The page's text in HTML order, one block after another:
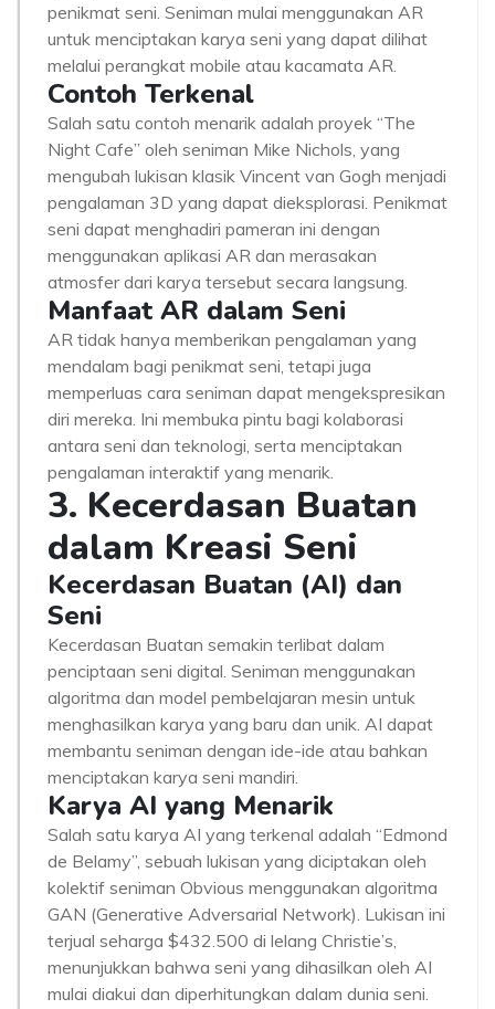
penikmat seni. Seniman mulai menggunakan AR
untuk menciptakan karya seni yang dapat dilihat
melalui perangkat mobile atau kacamata AR.
Contoh Terkenal
Salah satu contoh menarik adalah proyek “The
Night Cafe” oleh seniman Mike Nichols, yang
mengubah lukisan klasik Vincent van Gogh menjadi
pengalaman 3D yang dapat dieksplorasi. Penikmat
seni dapat menghadiri pameran ini dengan
menggunakan aplikasi AR dan merasakan
atmosfer dari karya tersebut secara langsung.
Manfaat AR dalam Seni
AR tidak hanya memberikan pengalaman yang
mendalam bagi penikmat seni, tetapi juga
memperluas cara seniman dapat mengekspresikan
diri mereka. Ini membuka pintu bagi kolaborasi
antara seni dan teknologi, serta menciptakan
pengalaman interaktif yang menarik.
3. Kecerdasan Buatan
dalam Kreasi Seni
Kecerdasan Buatan (AI) dan
Seni
Kecerdasan Buatan semakin terlibat dalam
penciptaan seni digital. Seniman menggunakan
algoritma dan model pembelajaran mesin untuk
menghasilkan karya yang baru dan unik. AI dapat
membantu seniman dengan ide-ide atau bahkan
menciptakan karya seni mandiri.
Karya AI yang Menarik
Salah satu karya AI yang terkenal adalah “Edmond
de Belamy”, sebuah lukisan yang diciptakan oleh
kolektif seniman Obvious menggunakan algoritma
GAN (Generative Adversarial Network). Lukisan ini
terjual seharga $432.500 di lelang Christie’s,
menunjukkan bahwa seni yang dihasilkan oleh AI
mulai diakui dan diperhitungkan dalam dunia seni.